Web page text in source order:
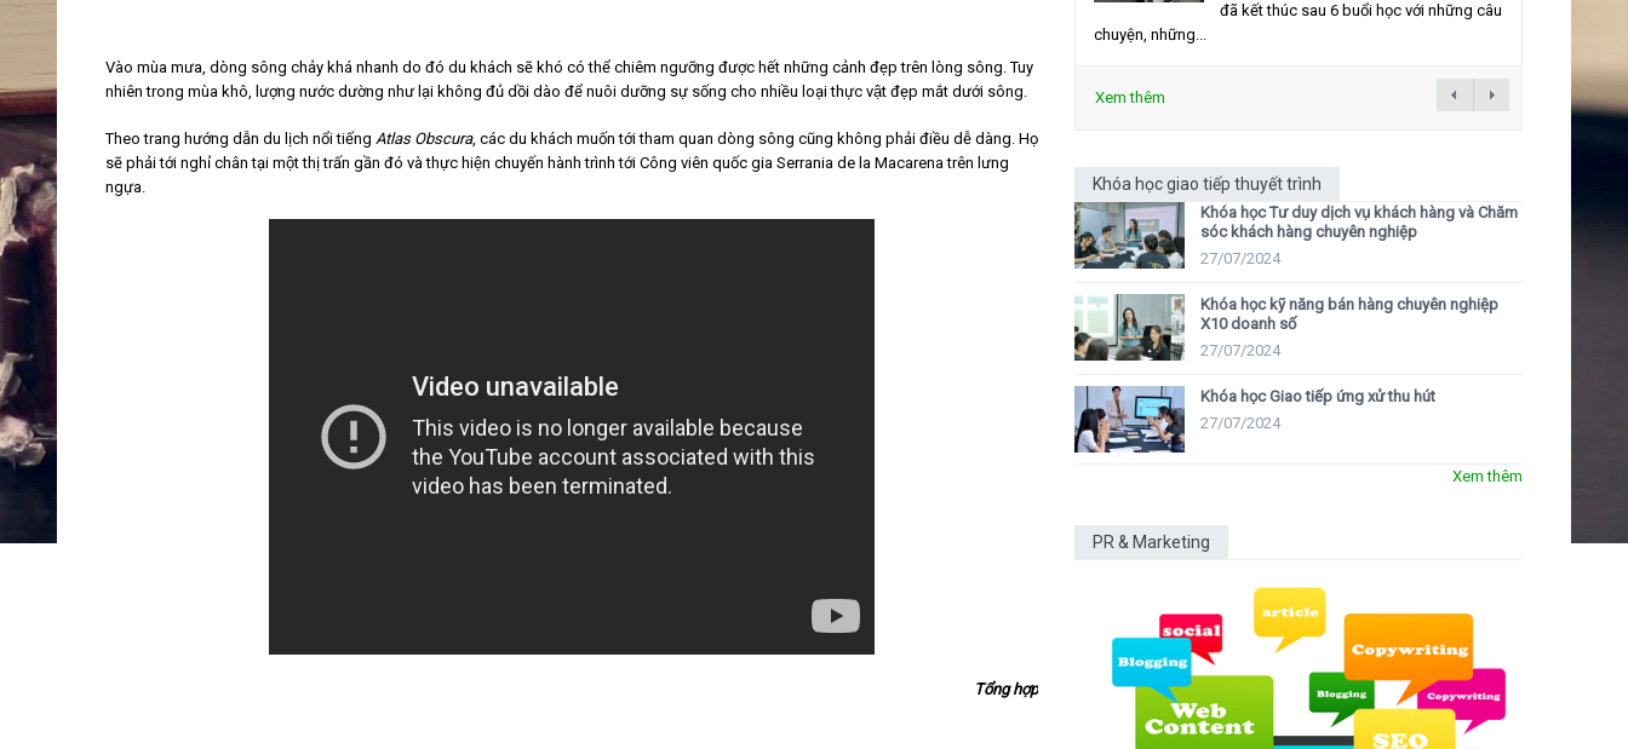
Vào mùa mưa, dòng sông chảy khá nhanh do đó du khách sẽ khó có thể chiêm ngưỡng được hết những cảnh đẹp trên lòng sông. Tuy
nhiên trong mùa khô, lượng nước dường như lại không đủ dồi dào để nuôi dưỡng sự sống cho nhiều loại thực vật đẹp mắt dưới sông.
Theo trang hướng dẫn du lịch nổi tiếng Atlas Obscura, các du khách muốn tới tham quan dòng sông cũng không phải điều dễ dàng. Họ
sẽ phải tới nghỉ chân tại một thị trấn gần đó và thực hiện chuyến hành trình tới Công viên quốc gia Serrania de la Macarena trên lưng
ngựa.
Tổng hợp
đã kết thúc sau 6 buổi học với những câu
chuyện, những...
Xem thêm
Khóa học giao tiếp thuyết trình
Khóa học Tư duy dịch vụ khách hàng và Chăm
sóc khách hàng chuyên nghiệp
27/07/2024
Khóa học kỹ năng bán hàng chuyên nghiệp
X10 doanh số
27/07/2024
Khóa học Giao tiếp ứng xử thu hút
27/07/2024
Xem thêm
PR & Marketing